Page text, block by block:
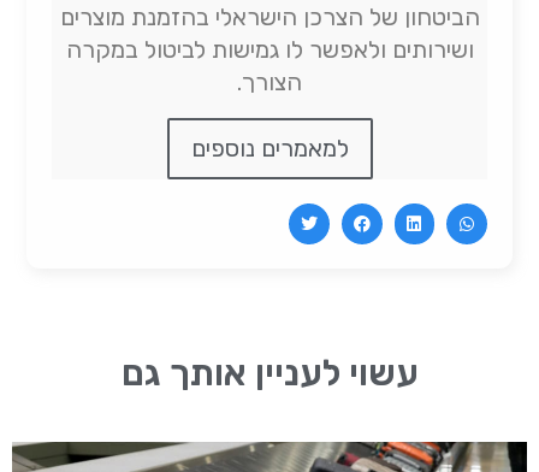
הביטחון של הצרכן הישראלי בהזמנת מוצרים
ושירותים ולאפשר לו גמישות לביטול במקרה
הצורך.
למאמרים נוספים
עשוי לעניין אותך גם